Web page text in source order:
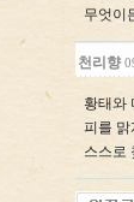
무엇이
천리향
황태와
피를 맑
스스로